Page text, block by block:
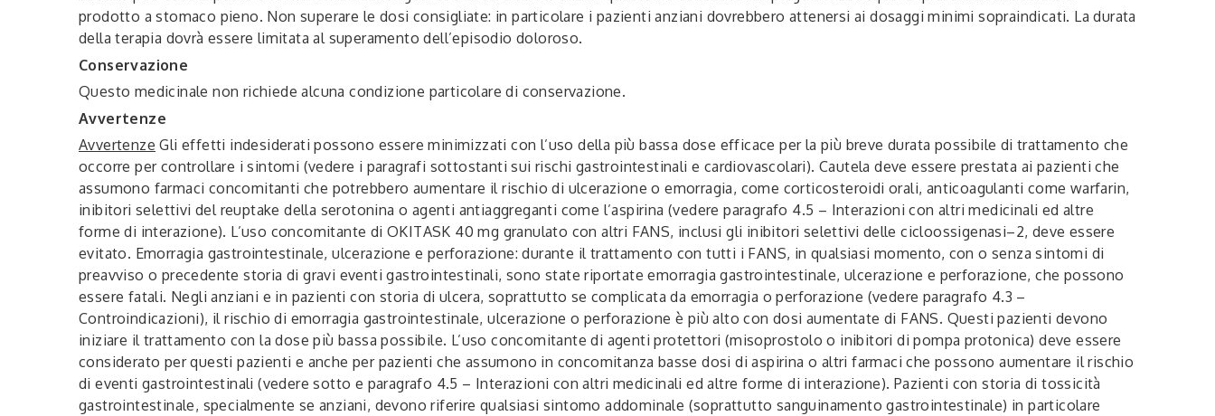
prodotto a stomaco pieno. Non superare le dosi consigliate: in particolare i pazienti anziani dovrebbero attenersi ai dosaggi minimi sopraindicati. La durata
della terapia dovrà essere limitata al superamento dell’episodio doloroso.
Conservazione
Questo medicinale non richiede alcuna condizione particolare di conservazione.
Avvertenze
Avvertenze Gli effetti indesiderati possono essere minimizzati con l’uso della più bassa dose efficace per la più breve durata possibile di trattamento che
occorre per controllare i sintomi (vedere i paragrafi sottostanti sui rischi gastrointestinali e cardiovascolari). Cautela deve essere prestata ai pazienti che
assumono farmaci concomitanti che potrebbero aumentare il rischio di ulcerazione o emorragia, come corticosteroidi orali, anticoagulanti come warfarin,
inibitori selettivi del reuptake della serotonina o agenti antiaggreganti come l’aspirina (vedere paragrafo 4.5 – Interazioni con altri medicinali ed altre
forme di interazione). L’uso concomitante di OKITASK 40 mg granulato con altri FANS, inclusi gli inibitori selettivi delle cicloossigenasi–2, deve essere
evitato. Emorragia gastrointestinale, ulcerazione e perforazione: durante il trattamento con tutti i FANS, in qualsiasi momento, con o senza sintomi di
preavviso o precedente storia di gravi eventi gastrointestinali, sono state riportate emorragia gastrointestinale, ulcerazione e perforazione, che possono
essere fatali. Negli anziani e in pazienti con storia di ulcera, soprattutto se complicata da emorragia o perforazione (vedere paragrafo 4.3 –
Controindicazioni), il rischio di emorragia gastrointestinale, ulcerazione o perforazione è più alto con dosi aumentate di FANS. Questi pazienti devono
iniziare il trattamento con la dose più bassa possibile. L’uso concomitante di agenti protettori (misoprostolo o inibitori di pompa protonica) deve essere
considerato per questi pazienti e anche per pazienti che assumono in concomitanza basse dosi di aspirina o altri farmaci che possono aumentare il rischio
di eventi gastrointestinali (vedere sotto e paragrafo 4.5 – Interazioni con altri medicinali ed altre forme di interazione). Pazienti con storia di tossicità
gastrointestinale, specialmente se anziani, devono riferire qualsiasi sintomo addominale (soprattutto sanguinamento gastrointestinale) in particolare